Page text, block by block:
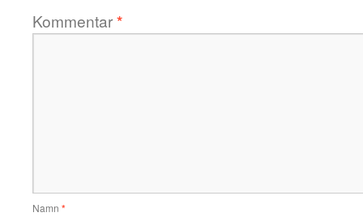
Kommentar*
Namn *